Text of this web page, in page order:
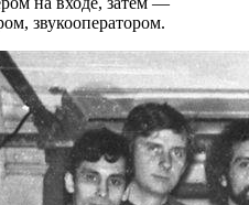
звукооператором.